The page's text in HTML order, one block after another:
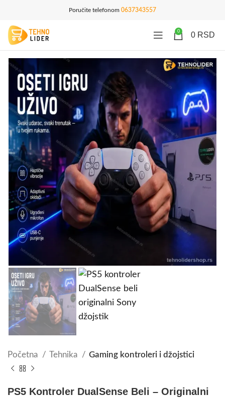
Poručite telefonom 0637343557
0 0 RSD
Početna Tehnika Gaming kontroleri i džojstici
PS5 Kontroler DualSense Beli – Originalni